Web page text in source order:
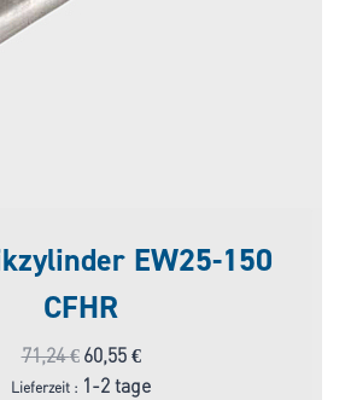
EW25-150
CFHR
71,24€ Ursprünglicher
Preis
60,55 €Aktueller
Preis
Lieferzeit : 1-2 tage